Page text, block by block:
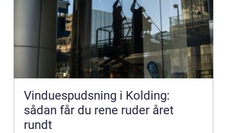
Vinduespudsning i Kolding:
sådan får du rene ruder året
rundt